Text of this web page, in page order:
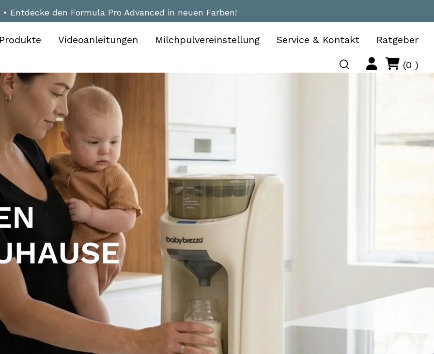
• Entdecke den Formula Pro Advanced in neuen Farben!
Videoanleitungen Milchpulvereinstellung Service & Kontakt Ratgeber
Account
Cart(0 )